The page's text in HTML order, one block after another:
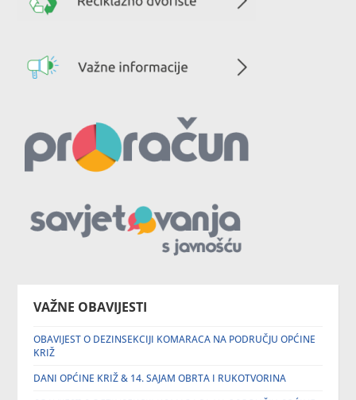
VAŽNE OBAVIJESTI
OBAVIJEST O DEZINSEKCIJI KOMARACA NA PODRUČJU OPĆINE
KRIŽ
DANI OPĆINE KRIŽ & 14. SAJAM OBRTA I RUKOTVORINA